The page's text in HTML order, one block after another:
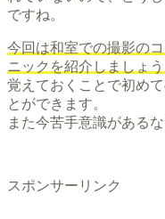
ですね。
今回は和室での撮影の
ニックを紹介しましょう
覚えておくことで初め
とができます。
また今苦手意識がある
スポンサーリンク